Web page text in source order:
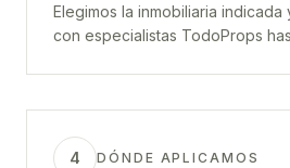
Elegimos la inmobiliaria indicada
con especialistas TodoProps
4 DÓNDE APLICAMOS